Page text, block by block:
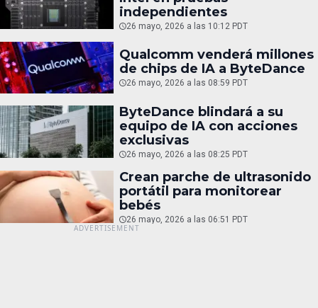
independientes
26 mayo, 2026 a las 10:12 PDT
Qualcomm venderá millones
de chips de IA a ByteDance
26 mayo, 2026 a las 08:59 PDT
ByteDance blindará a su
equipo de IA con acciones
exclusivas
26 mayo, 2026 a las 08:25 PDT
Crean parche de ultrasonido
portátil para monitorear
bebés
26 mayo, 2026 a las 06:51 PDT